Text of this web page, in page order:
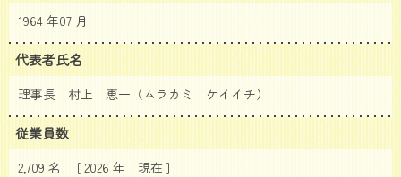
1964 年07 月
代表者氏名
理事長 村上 恵一（ムラカミ ケイイチ）
従業員数
2,709 名 [ 2026 年 現在 ]